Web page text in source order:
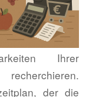
Ihrer
der die